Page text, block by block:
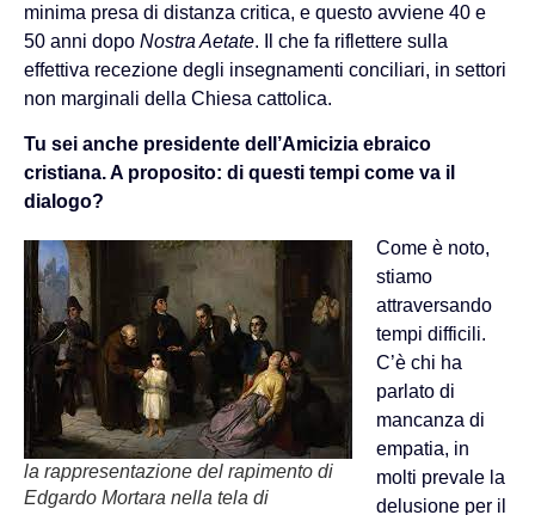
minima presa di distanza critica, e questo avviene 40 e
50 anni dopo Nostra Aetate. Il che fa riflettere sulla
effettiva recezione degli insegnamenti conciliari, in settori
non marginali della Chiesa cattolica.
Tu sei anche presidente dell’Amicizia ebraico
cristiana. A proposito: di questi tempi come va il
dialogo?
la rappresentazione del rapimento di
Edgardo Mortara nella tela di
Come è noto,
stiamo
attraversando
tempi difficili.
C’è chi ha
parlato di
mancanza di
empatia, in
molti prevale la
delusione per il